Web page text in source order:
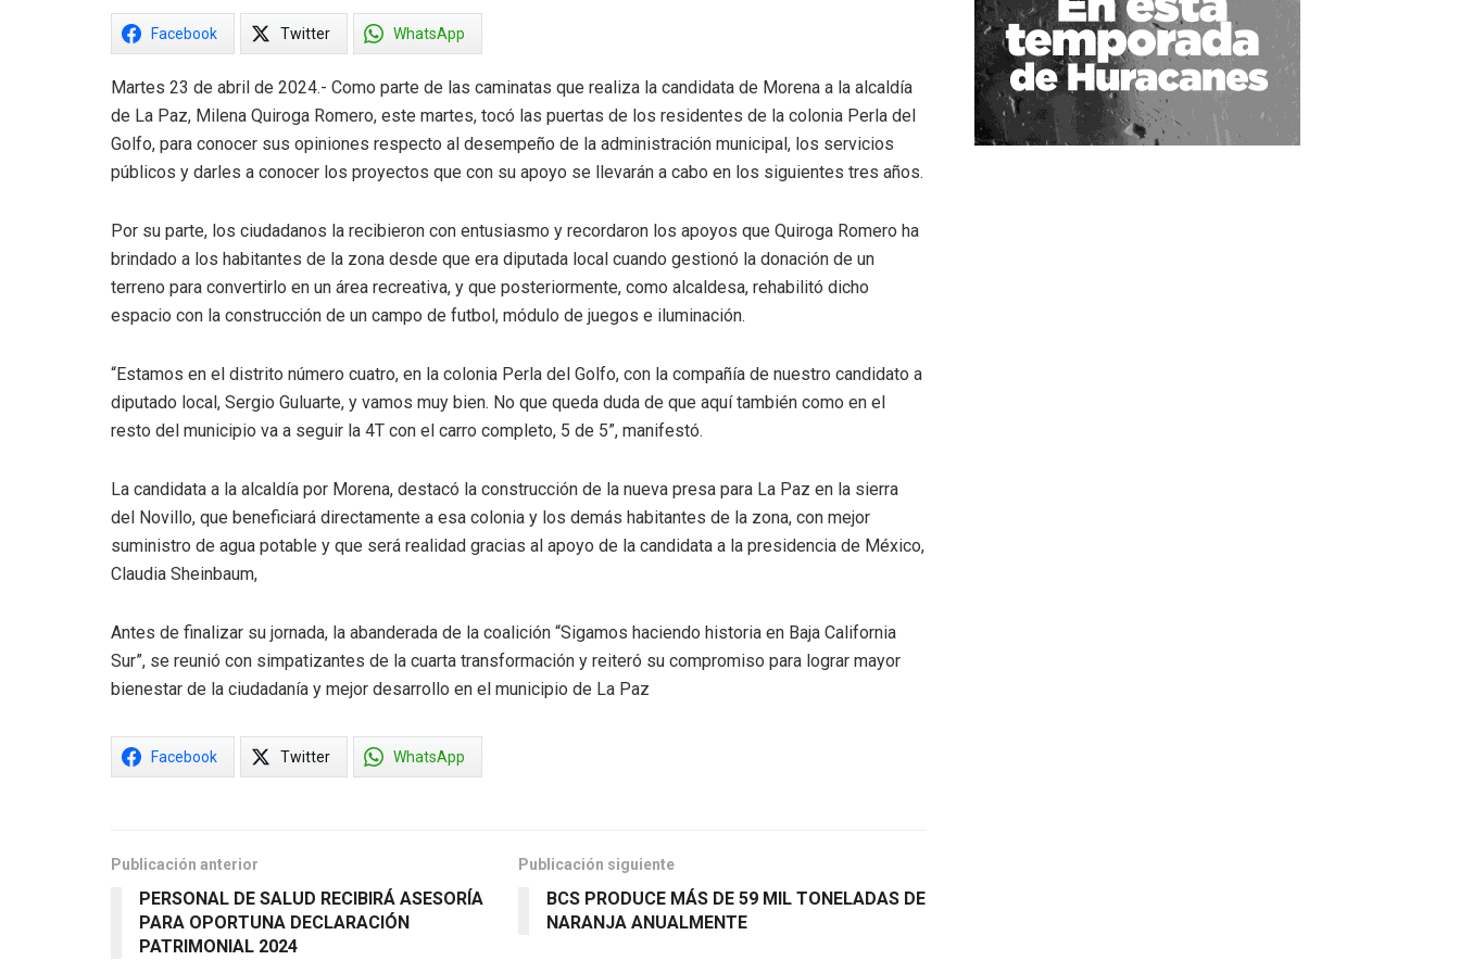
Facebook Twitter WhatsApp
Martes 23 de abril de 2024.- Como parte de las caminatas que realiza la candidata de Morena a la alcaldía
de La Paz, Milena Quiroga Romero, este martes, tocó las puertas de los residentes de la colonia Perla del
Golfo, para conocer sus opiniones respecto al desempeño de la administración municipal, los servicios
públicos y darles a conocer los proyectos que con su apoyo se llevarán a cabo en los siguientes tres años.
Por su parte, los ciudadanos la recibieron con entusiasmo y recordaron los apoyos que Quiroga Romero ha
brindado a los habitantes de la zona desde que era diputada local cuando gestionó la donación de un
terreno para convertirlo en un área recreativa, y que posteriormente, como alcaldesa, rehabilitó dicho
espacio con la construcción de un campo de futbol, módulo de juegos e iluminación.
“Estamos en el distrito número cuatro, en la colonia Perla del Golfo, con la compañía de nuestro candidato a
diputado local, Sergio Guluarte, y vamos muy bien. No que queda duda de que aquí también como en el
resto del municipio va a seguir la 4T con el carro completo, 5 de 5”, manifestó.
La candidata a la alcaldía por Morena, destacó la construcción de la nueva presa para La Paz en la sierra
del Novillo, que beneficiará directamente a esa colonia y los demás habitantes de la zona, con mejor
suministro de agua potable y que será realidad gracias al apoyo de la candidata a la presidencia de México,
Claudia Sheinbaum,
Antes de finalizar su jornada, la abanderada de la coalición “Sigamos haciendo historia en Baja California
Sur”, se reunió con simpatizantes de la cuarta transformación y reiteró su compromiso para lograr mayor
bienestar de la ciudadanía y mejor desarrollo en el municipio de La Paz
Facebook Twitter WhatsApp
Publicación anterior
PERSONAL DE SALUD RECIBIRÁ ASESORÍA
PARA OPORTUNA DECLARACIÓN
PATRIMONIAL 2024
Publicación siguiente
BCS PRODUCE MÁS DE 59 MIL TONELADAS DE
NARANJA ANUALMENTE